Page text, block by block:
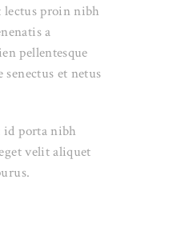
proin nibh
a
pellentesque
et netus
id porta nibh
velit aliquet